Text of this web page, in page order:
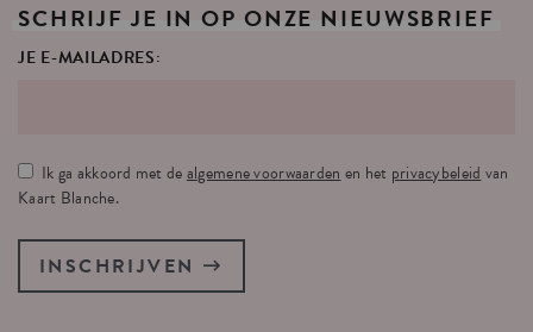
SCHRIJF JE IN OP ONZE NIEUWSBRIEF
JE E-MAILADRES:
Ik ga akkoord met dealgemene voorwaarden en het privacybeleid van
Kaart Blanche.
INSCHRIJVEN